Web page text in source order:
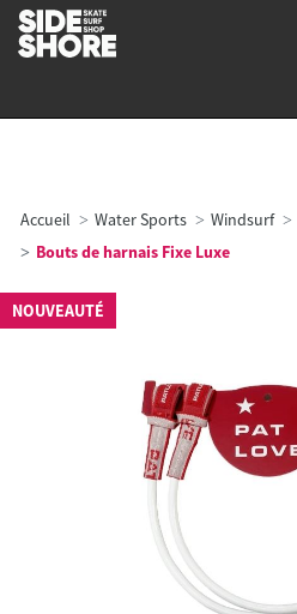
Accueil Water Sports Windsurf
Bouts de harnais Fixe Luxe
NOUVEAUTÉ